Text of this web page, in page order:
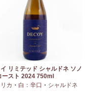
ル
リミテッド シャルドネ ソノ
ースト 2024 750ml
カ ・ 白：辛口 ・ シャルドネ